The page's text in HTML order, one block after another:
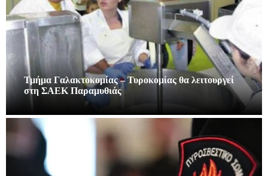
Τμήμα Γαλακτοκομίας – Τυροκομίας θα λειτουργεί
στη ΣΑΕΚ Παραμυθιάς